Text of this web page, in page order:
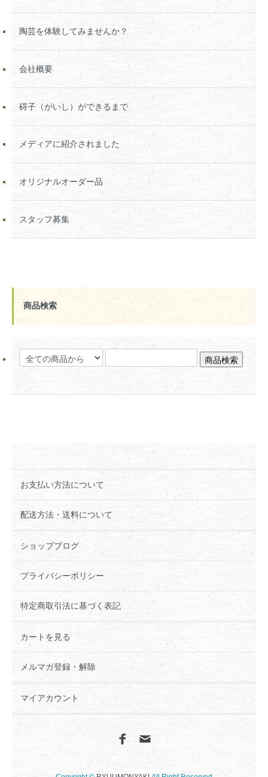
陶芸を体験してみませんか？
会社概要
碍子（がいし）ができるまで
メディアに紹介されました
オリジナルオーダー品
スタッフ募集
商品検索
お支払い方法について
配送方法・送料について
ショップブログ
プライバシーポリシー
特定商取引法に基づく表記
カートを見る
メルマガ登録・解除
マイアカウント